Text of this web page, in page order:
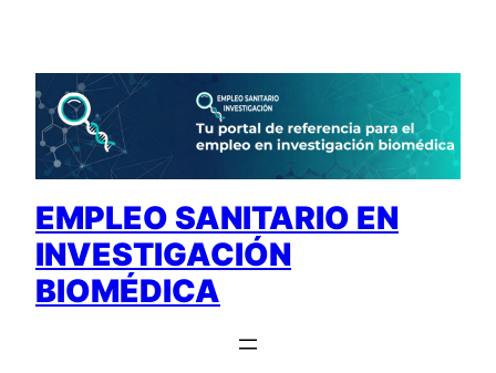
contenido
EMPLEO SANITARIO EN
INVESTIGACIÓN
BIOMÉDICA